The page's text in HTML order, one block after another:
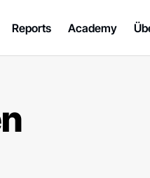
Reports Academy